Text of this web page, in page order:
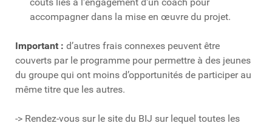
accompagner dans la mise en œuvre du projet.
Important : d’autres frais connexes peuvent être
couverts par le programme pour permettre à des jeunes
du groupe qui ont moins d’opportunités de participer au
même titre que les autres.
-> Rendez-vous sur le site du BIJ sur lequel toutes les